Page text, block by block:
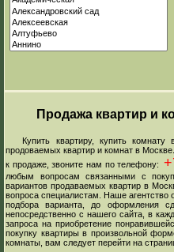
Продажа квартир и
Купить квартиру, купить комнату
продоваемых квартир и комнат в
к продаже, звоните нам по телефону:
любым вопросам связанными с
вариантов продаваемых квартир в
вопроса специалистам. Наше агентство
подбора варианта, до оформления
непосредственно с нашего сайта, в
запроса на приобретение
покупку квартиры в произвольной
комнаты, вам следует перейти на